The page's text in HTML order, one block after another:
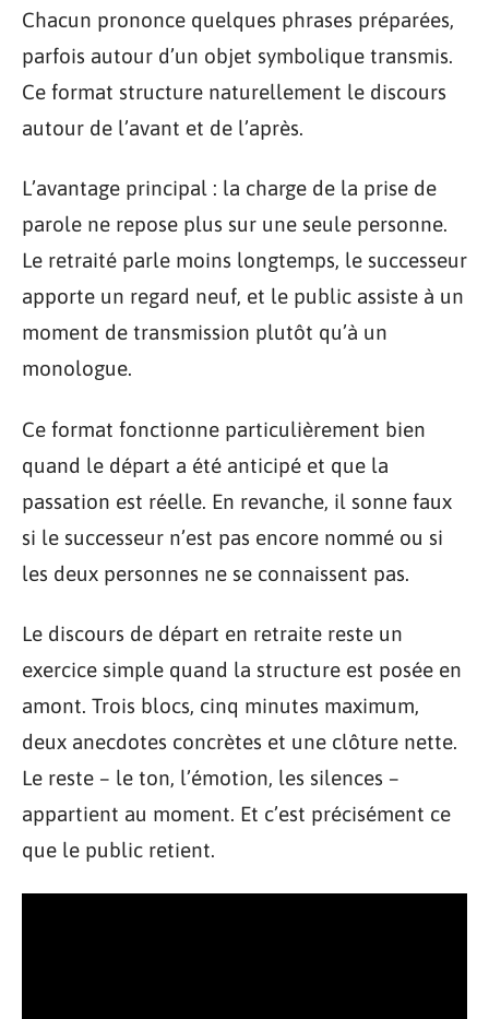
Chacun prononce quelques phrases préparées,
parfois autour d’un objet symbolique transmis.
Ce format structure naturellement le discours
autour de l’avant et de l’après.
L’avantage principal : la charge de la prise de
parole ne repose plus sur une seule personne.
Le retraité parle moins longtemps, le successeur
apporte un regard neuf, et le public assiste à un
moment de transmission plutôt qu’à un
monologue.
Ce format fonctionne particulièrement bien
quand le départ a été anticipé et que la
passation est réelle. En revanche, il sonne faux
si le successeur n’est pas encore nommé ou si
les deux personnes ne se connaissent pas.
Le discours de départ en retraite reste un
exercice simple quand la structure est posée en
amont. Trois blocs, cinq minutes maximum,
deux anecdotes concrètes et une clôture nette.
Le reste – le ton, l’émotion, les silences –
appartient au moment. Et c’est précisément ce
que le public retient.